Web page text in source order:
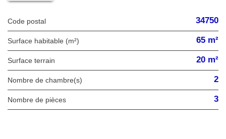
Code postal 34750
Surface habitable (m²) 65 m²
surface terrain 20 m²
Nombre de chambre(s) 2
Nombre de pièces 3